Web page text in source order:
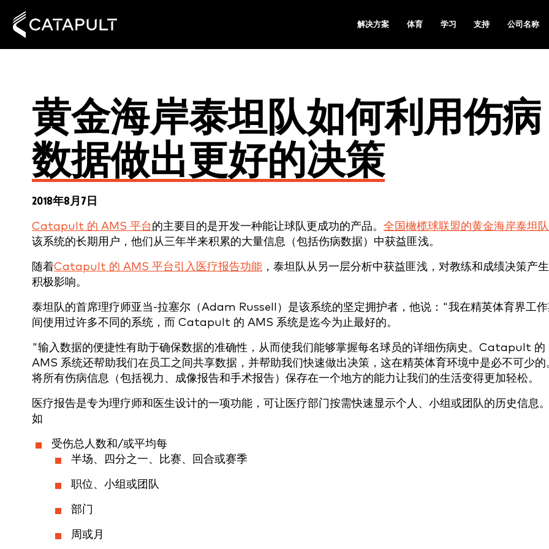
解决方案 体育 学习 支持 公司名称
黄金海岸泰坦队如何利用伤病
数据做出更好的决策
2018年8月7日
Catapult 的 AMS 平台的主要目的是开发一种能让球队更成功的产品。 全国橄榄球联盟的黄金海岸泰坦队
该系统的长期用户，他们从三年半来积累的大量信息（包括伤病数据）中获益匪浅。
随着Catapult 的 AMS 平台引入医疗报告功能 ，泰坦队从另一层分析中获益匪浅，对教练和成绩决策产
积极影响。
泰坦队的首席理疗师亚当-拉塞尔（Adam Russell）是该系统的坚定拥护者，他说："我在精英体育界工作
间使用过许多不同的系统，而 Catapult 的 AMS 系统是迄今为止最好的。
"输入数据的便捷性有助于确保数据的准确性，从而使我们能够掌握每名球员的详细伤病史。Catapult 的
AMS 系统还帮助我们在员工之间共享数据，并帮助我们快速做出决策，这在精英体育环境中是必不可少的
将所有伤病信息（包括视力、成像报告和手术报告）保存在一个地方的能力让我们的生活变得更加轻松。
医疗报告是专为理疗师和医生设计的一项功能，可让医疗部门按需快速显示个人、小组或团队的历史信息
如
受伤总人数和/或平均每
半场、四分之一、比赛、回合或赛季
职位、小组或团队
部门
周或月